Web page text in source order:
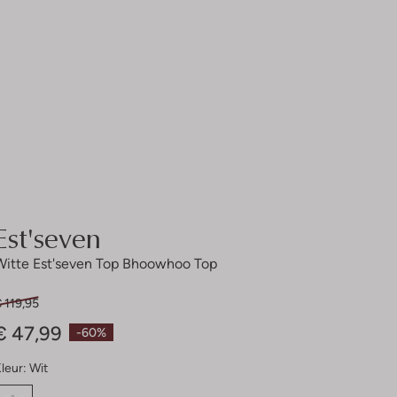
Est'seven Top Bhoowhoo Top
-60%
119,95
47,99
Wit